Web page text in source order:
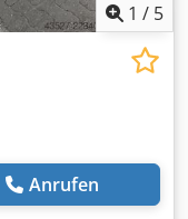
1 / 5
Anrufen